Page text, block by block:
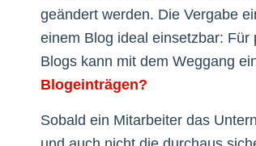
geändert werden. Die Vergabe
einem Blog ideal einsetzbar:
Blogs kann mit dem Weggang
Blogeinträgen?
Sobald ein Mitarbeiter das